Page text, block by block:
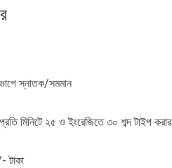
স্নাতক/সমমান
মিনিটে ২৫ ও ইংরেজিতে ৩০ শব্দ
টাকা